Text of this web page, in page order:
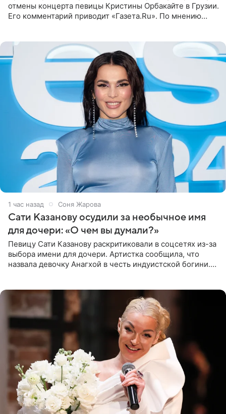
отмены концерта певицы Кристины Орбакайте в Грузии.
Его комментарий приводит «Газета.Ru». По мнению
1 час назад Соня Жарова
Сати Казанову осудили за необычное имя
для дочери: «О чем вы думали?»
Певицу Сати Казанову раскритиковали в соцсетях из-за
выбора имени для дочери. Артистка сообщила, что
назвала девочку Анагхой в честь индуистской богини.